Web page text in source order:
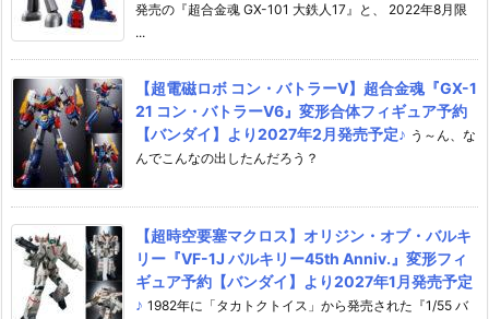
発売の『超合金魂 GX-101 大鉄人17』と、 2022年8月限
...
【超電磁ロボ コン・バトラーV】超合金魂『GX-1
21 コン・バトラーV6』変形合体フィギュア予約
【バンダイ】より2027年2月発売予定♪ う～ん、な
んでこんなの出したんだろう？
【超時空要塞マクロス】オリジン・オブ・バルキ
リー『VF-1J バルキリー45th Anniv.』変形フィ
ギュア予約【バンダイ】より2027年1月発売予定
♪ 1982年に「タカトクトイス」から発売された『1/55 バ